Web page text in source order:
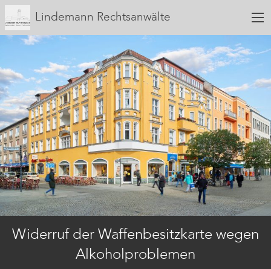
Lindemann Rechtsanwälte
Widerruf der Waffenbesitzkarte wegen
Alkoholproblemen